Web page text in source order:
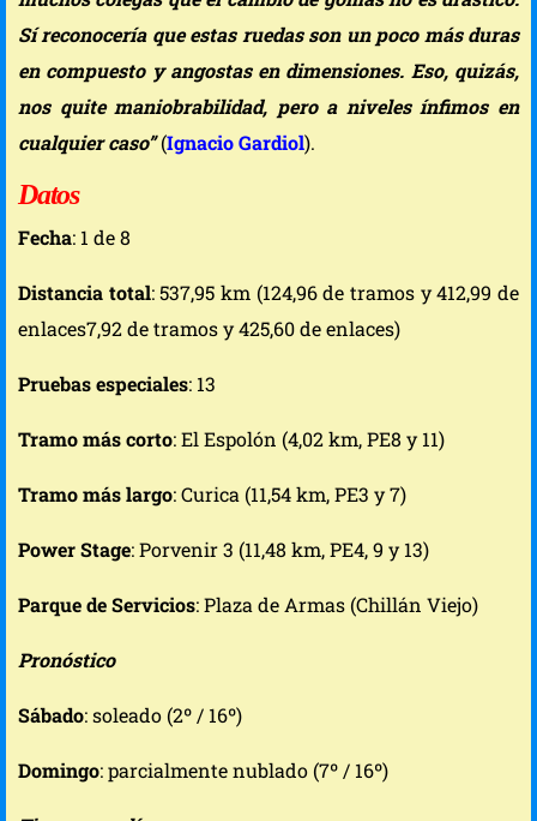
Sí reconocería que estas ruedas son un poco más duras
en compuesto y angostas en dimensiones. Eso, quizás,
nos quite maniobrabilidad, pero a niveles ínfimos en
cualquier caso”(Ignacio Gardiol).
Datos
Fecha: 1 de 8
Distancia total: 537,95 km (124,96 de tramos y 412,99 de
enlaces7,92 de tramos y 425,60 de enlaces)
Pruebas especiales: 13
Tramo más corto: El Espolón (4,02 km, PE8 y 11)
Tramo más largo: Curica (11,54 km, PE3 y 7)
Power Stage: Porvenir 3 (11,48 km, PE4, 9 y 13)
Parque de Servicios: Plaza de Armas (Chillán Viejo)
Pronóstico
Sábado: soleado (2º / 16º)
Domingo: parcialmente nublado (7º / 16º)